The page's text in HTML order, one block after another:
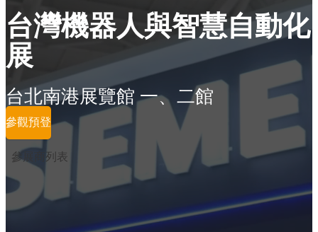
台灣機器人與智慧自動化
展
台北南港展覽館 一、二館
參觀預登
參展商列表